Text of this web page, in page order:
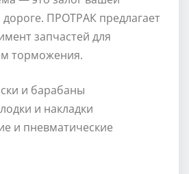
дороге. ПРОТРАК предлагает
запчастей для
торможения.
и барабаны
и накладки
и пневматические